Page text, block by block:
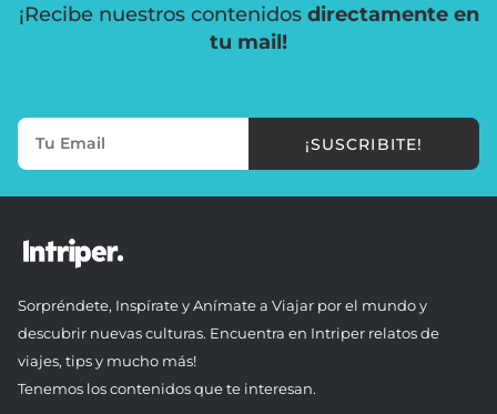
¡Recibe nuestros contenidos directamente en
tu mail!
¡SUSCRIBITE!
Sorpréndete, Inspírate y Anímate a Viajar por el mundo y
descubrir nuevas culturas. Encuentra en Intriper relatos de
viajes, tips y mucho más!
Tenemos los contenidos que te interesan.